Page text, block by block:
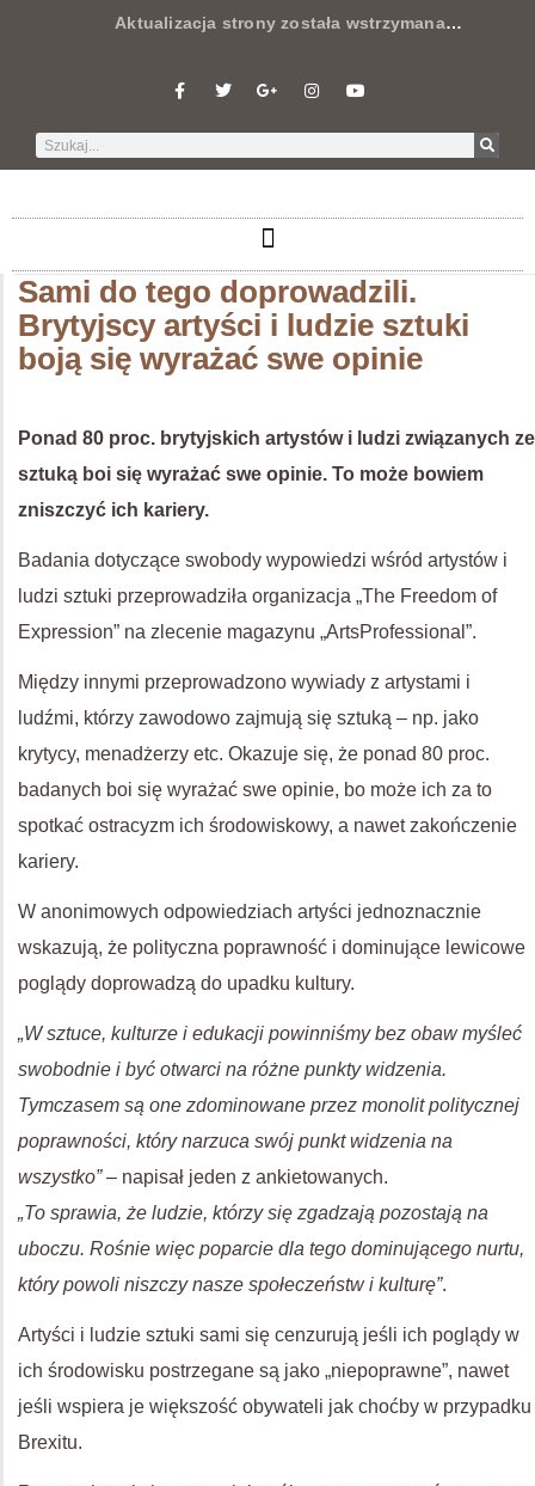
Aktualizacja strony została wstrzymana…
Sami do tego doprowadzili.
Brytyjscy artyści i ludzie sztuki
boją się wyrażać swe opinie
Ponad 80 proc. brytyjskich artystów i ludzi związanych ze
sztuką boi się wyrażać swe opinie. To może bowiem
zniszczyć ich kariery.
Badania dotyczące swobody wypowiedzi wśród artystów i
ludzi sztuki przeprowadziła organizacja „The Freedom of
Expression” na zlecenie magazynu „ArtsProfessional”.
Między innymi przeprowadzono wywiady z artystami i
ludźmi, którzy zawodowo zajmują się sztuką – np. jako
krytycy, menadżerzy etc. Okazuje się, że ponad 80 proc.
badanych boi się wyrażać swe opinie, bo może ich za to
spotkać ostracyzm ich środowiskowy, a nawet zakończenie
kariery.
W anonimowych odpowiedziach artyści jednoznacznie
wskazują, że polityczna poprawność i dominujące lewicowe
poglądy doprowadzą do upadku kultury.
„W sztuce, kulturze i edukacji powinniśmy bez obaw myśleć
swobodnie i być otwarci na różne punkty widzenia.
Tymczasem są one zdominowane przez monolit politycznej
poprawności, który narzuca swój punkt widzenia na
wszystko”– napisał jeden z ankietowanych.
„To sprawia, że ludzie, którzy się zgadzają pozostają na
uboczu. Rośnie więc poparcie dla tego dominującego nurtu,
który powoli niszczy nasze społeczeństw i kulturę”.
Artyści i ludzie sztuki sami się cenzurują jeśli ich poglądy w
ich środowisku postrzegane są jako „niepoprawne”, nawet
jeśli wspiera je większość obywateli jak choćby w przypadku
Brexitu.